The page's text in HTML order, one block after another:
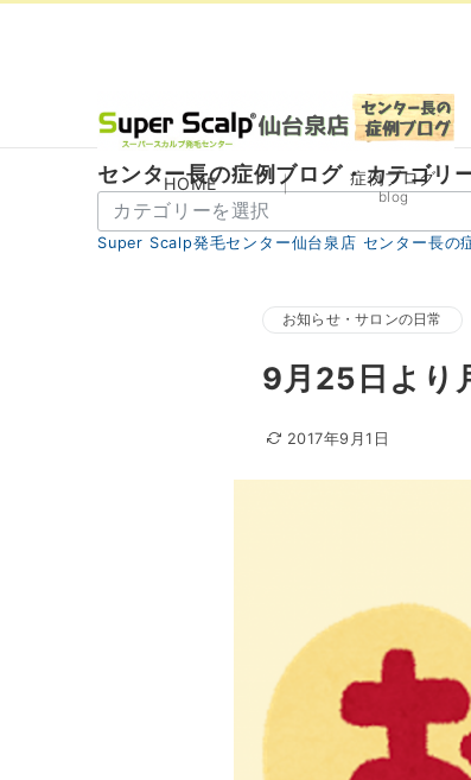
センター長の症例ブログ・カテゴリ
セ
ン
HOME 症例ブログ
blog
Super Scalp発毛センター仙台泉店 センター長の
お知らせ・サロンの日常
9月25日より
2017年9月1日